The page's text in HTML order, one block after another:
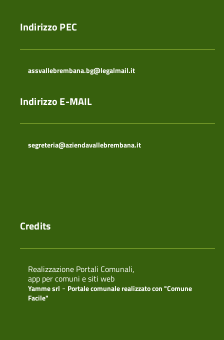
Indirizzo PEC
assvallebrembana.bg@legalmail.it
Indirizzo E-MAIL
segreteria@aziendavallebrembana.it
Credits
Realizzazione Portali Comunali,
app per comuni e siti web
Yamme srl - Portale comunale realizzato con "Comune
Facile"